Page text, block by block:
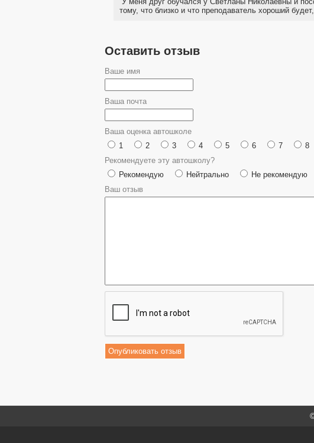
тому, что близко и что преподаватель хороший
Оставить отзыв
Ваше имя
Ваша почта
Ваша оценка автошколе
1
2 3 4 5 6 7 8
Рекомендуете эту автошколу?
Рекомендую
Нейтрально
Не рекомендую
Ваш отзыв